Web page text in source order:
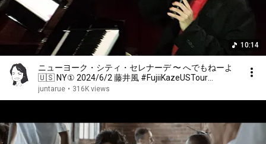
10:14
ニューヨーク・シティ・セレナーデ 〜 へでもねーよ
🇺🇸 NY① 2024/6/2 藤井風 #FujiiKazeUSTour
@Apollo Theater
juntarue • 316K views